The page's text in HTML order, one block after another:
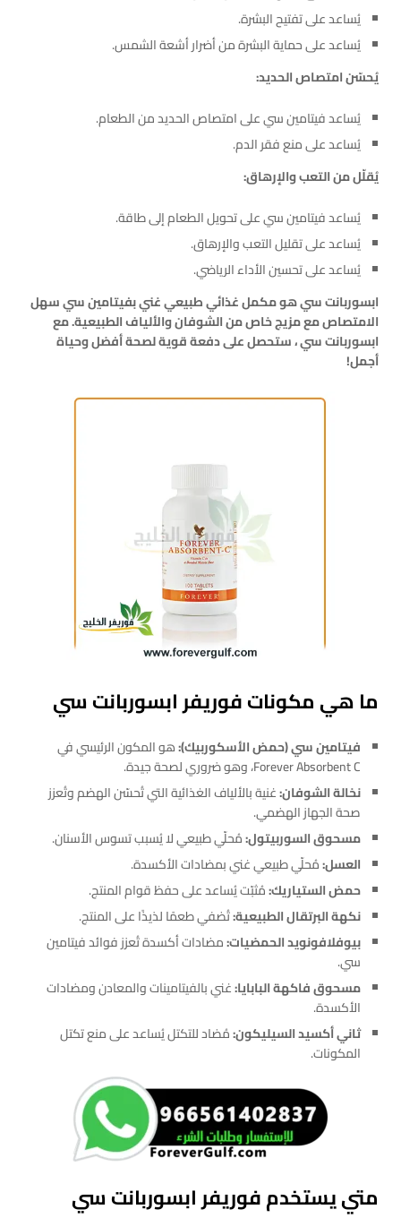
يُساعد على تفتيح البشرة.
يُساعد على حماية البشرة من أضرار أشعة الشمس.
يُحسّن امتصاص الحديد:
يُساعد فيتامين سي على امتصاص الحديد من الطعام.
يُساعد على منع فقر الدم.
يُقلّل من التعب والإرهاق:
يُساعد فيتامين سي على تحويل الطعام إلى طاقة.
يُساعد على تقليل التعب والإرهاق.
يُساعد على تحسين الأداء الرياضي.
ابسوربانت سي هو مكمل غذائي طبيعي غني بفيتامين سي سهل
الامتصاص مع مزيج خاص من الشوفان والألياف الطبيعية. مع
ابسوربانت سي ، ستحصل على دفعة قوية لصحة أفضل وحياة
أجمل!
ما هي مكونات فوريفر ابسوربانت سي
فيتامين سي (حمض الأسكوربيك):هو المكون الرئيسي في
Forever Absorbent C، وهو ضروري لصحة جيدة.
نخالة الشوفان:غنية بالألياف الغذائية التي تُحسّن الهضم وتُعزز
صحة الجهاز الهضمي.
مسحوق السوربيتول:مُحلّي طبيعي لا يُسبب تسوس الأسنان.
العسل:مُحلّي طبيعي غني بمضادات الأكسدة.
حمض الستياريك:مُثبّت يُساعد على حفظ قوام المنتج.
نكهة البرتقال الطبيعية:تُضفي طعمًا لذيذًا على المنتج.
بيوفلافونويد الحمضيات:مضادات أكسدة تُعزز فوائد فيتامين
سي.
مسحوق فاكهة البابايا:غني بالفيتامينات والمعادن ومضادات
الأكسدة.
ثاني أكسيد السيليكون:مُضاد للتكتل يُساعد على منع تكتل
المكونات.
متي يستخدم فوريفر ابسوربانت سي